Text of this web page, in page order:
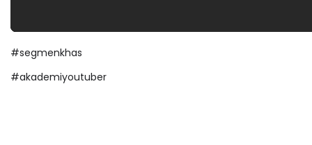
#segmenkhas
#akademiyoutuber